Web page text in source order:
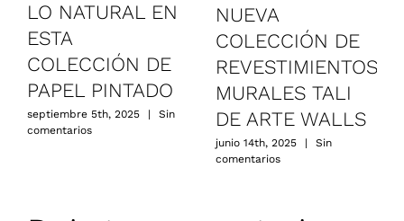
LO NATURAL EN
ESTA
COLECCIÓN DE
PAPEL PINTADO
septiembre 5th, 2025 |
Sin
comentarios
NUEVA
COLECCIÓN DE
REVESTIMIENTOS
MURALES TALI
DE ARTE WALLS
junio 14th, 2025 |
Sin
comentarios